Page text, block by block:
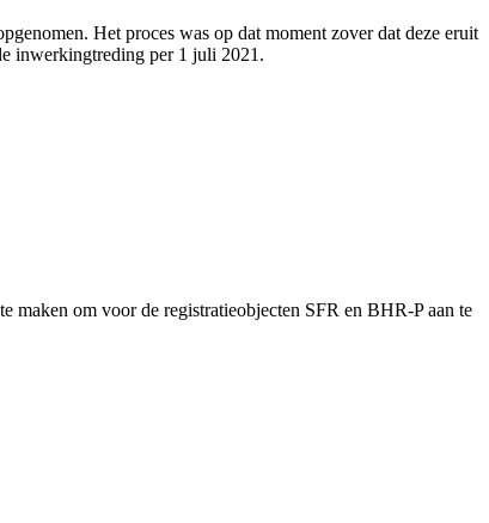
Het proces was op dat moment zover dat deze eruit
inwerkingtreding per 1 juli 2021.
maken om voor de registratieobjecten SFR en BHR-P aan te